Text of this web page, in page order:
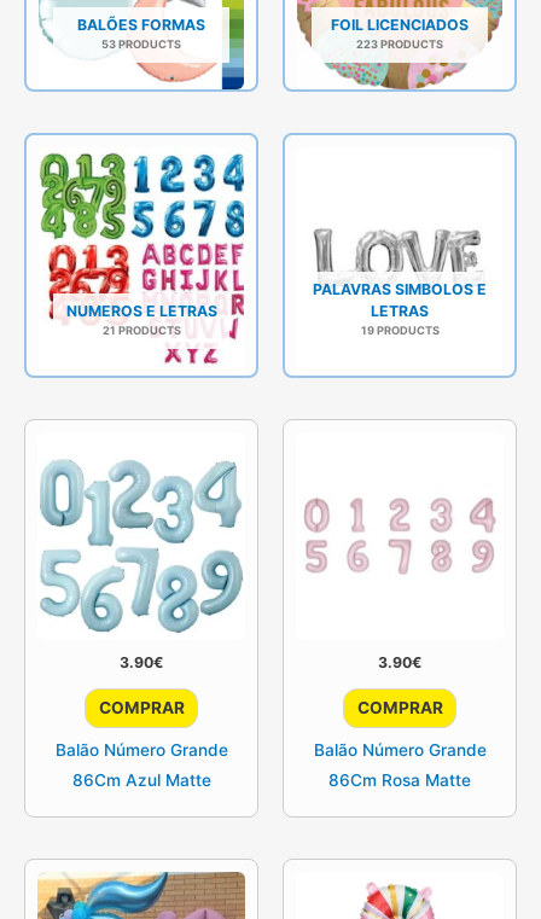
BALÕES FORMAS
53 PRODUCTS
FOIL LICENCIADOS
223 PRODUCTS
NUMEROS E LETRAS
21 PRODUCTS
PALAVRAS SIMBOLOS E
LETRAS
19 PRODUCTS
3.90€
COMPRAR
This
product
has
multiple
variants.
options
may
Balão Número Grande
86Cm Azul Matte
3.90€
COMPRAR
This
product
has
multiple
variants.
Balão Número Grande
86Cm Rosa Matte